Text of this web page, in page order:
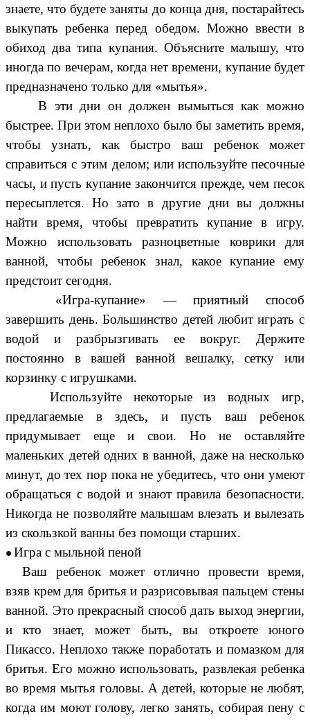
знаете, что будете заняты до конца дня, постарайтесь
выкупать ребенка перед обедом. Можно ввести в
обиход два типа купания. Объясните малышу, что
иногда по вечерам, когда нет времени, купание будет
предназначено только для «мытья».
В эти дни он должен вымыться как можно
быстрее. При этом неплохо было бы заметить время,
чтобы узнать, как быстро ваш ребенок может
справиться с этим делом; или используйте песочные
часы, и пусть купание закончится прежде, чем песок
пересыплется. Но зато в другие дни вы должны
найти время, чтобы превратить купание в игру.
Можно использовать разноцветные коврики для
ванной, чтобы ребенок знал, какое купание ему
предстоит сегодня.
«Игра-купание» — приятный способ
завершить день. Большинство детей любит играть с
водой и разбрызгивать ее вокруг. Держите
постоянно в вашей ванной вешалку, сетку или
корзинку с игрушками.
Используйте некоторые из водных игр,
предлагаемые в здесь, и пусть ваш ребенок
придумывает еще и свои. Но не оставляйте
маленьких детей одних в ванной, даже на несколько
минут, до тех пор пока не убедитесь, что они умеют
обращаться с водой и знают правила безопасности.
Никогда не позволяйте малышам влезать и вылезать
из скользкой ванны без помощи старших.
Игра с мыльной пеной
Ваш ребенок может отлично провести время,
взяв крем для бритья и разрисовывая пальцем стены
ванной. Это прекрасный способ дать выход энергии,
и кто знает, может быть, вы откроете юного
Пикассо. Неплохо также поработать и помазком для
бритья. Его можно использовать, развлекая ребенка
во время мытья головы. А детей, которые не любят,
когда им моют голову, легко занять, собирая пену с